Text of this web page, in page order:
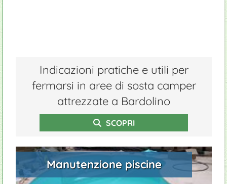
Indicazioni pratiche e utili per
fermarsi in aree di sosta camper
attrezzate a Bardolino
SCOPRI
Manutenzione piscine